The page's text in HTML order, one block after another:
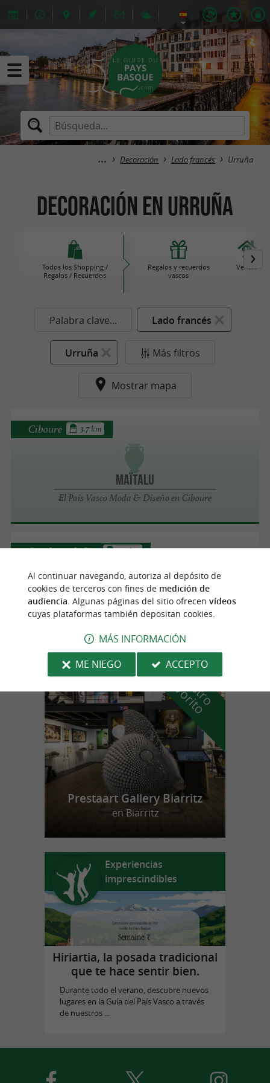
Decoración Lado francés Urruña
Decoración en Urruña
Todos los Shopping /
Regalos / Recuerdos
Regalos y recuerdos
vascos
Ventas
Palabra clave... Lado francés
Urruña Más filtros
Mostrar mapa
Maïtalu
El País Vasco Moda & Diseño en Ciboure
Ciboure 3.7 km
Marcel Travel Posters
Decoración en Saint-Jean-de-Luz
San Juan de Luz 4.2 km
n
u
e
s
t
r
o
f
a
v
o
r
i
t
o
Prestaart Gallery Biarritz
en Biarritz
Experiencias
imprescindibles
Hiriartia, la posada tradicional
que te hace sentir bien.
Durante todo el verano, descubre nuevos
lugares en la Guía del País Vasco a través
de nuestros ...
Al continuar navegando, autoriza al depósito de
cookies de terceros con fines de medición de
audiencia . Algunas páginas del sitio ofrecen vídeos
cuyas plataformas también depositan cookies.
MÁS INFORMACIÓN
ME NIEGO
ACCEPTO